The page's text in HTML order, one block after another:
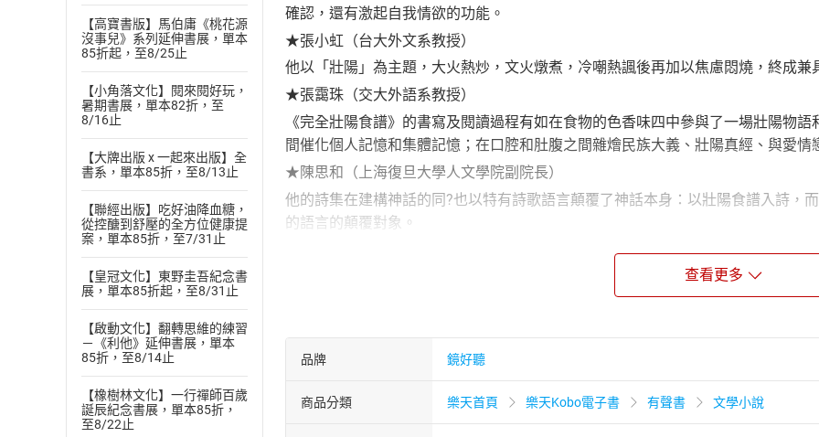
【高寶書版】馬伯庸《桃花源
沒事兒》系列延伸書展，單本
85折起，至8/25止
【小角落文化】閱來閱好玩，
暑期書展，單本82折，至
8/16止
【大牌出版 x 一起來出版】全
書系，單本85折，至8/13止
【聯經出版】吃好油降血糖，
從控醣到舒壓的全方位健康提
案，單本85折，至7/31止
【皇冠文化】東野圭吾紀念書
展，單本85折起，至8/31止
【啟動文化】翻轉思維的練習
－《利他》延伸書展，單本
85折，至8/14止
【橡樹林文化】一行禪師百歲
誕辰紀念書展，單本85折，
至8/22止
確認，還有激起自我情欲的功能。
★張小虹（台大外文系教授）
他以「壯陽」為主題，大火熱炒，文火燉煮，冷嘲熱諷後再加以焦慮悶燒，終成
★張靄珠（交大外語系教授）
《完全壯陽食譜》的書寫及閱讀過程有如在食物的色香味四中參與了一場壯陽物
間催化個人記憶和集體記憶；在口腔和肚腹之間雜燴民族大義、壯陽真經、與愛情
★陳思和（上海復旦大學人文學院副院長）
他的詩集在建構神話的同?也以特有詩歌語言顛覆了神話本身：以壯陽食譜入詩，
的語言的顛覆對象。
焦桐
一九五六年出生於高雄市，曾任職於中國時報副刊，現任教於中央大學中文系，
曲》、《青春標本》，及散文、童話、論述等等十餘種。
查看更多
品牌 鏡好聽
商品分類 樂天首頁 樂天Kobo電子書 有聲書 文學小說